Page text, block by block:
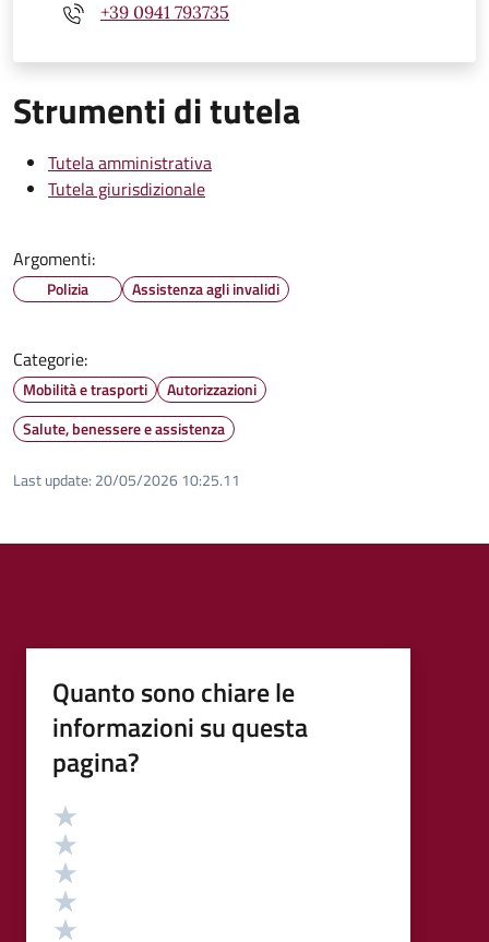
+39 0941 793735
Strumenti di tutela
Tutela amministrativa
Tutela giurisdizionale
Argomenti:
Polizia Assistenza agli invalidi
Categorie:
Mobilità e trasporti
Autorizzazioni
Salute, benessere e assistenza
Last update: 20/05/2026 10:25.11
Quanto sono chiare le
informazioni su questa
pagina?
Valutazione